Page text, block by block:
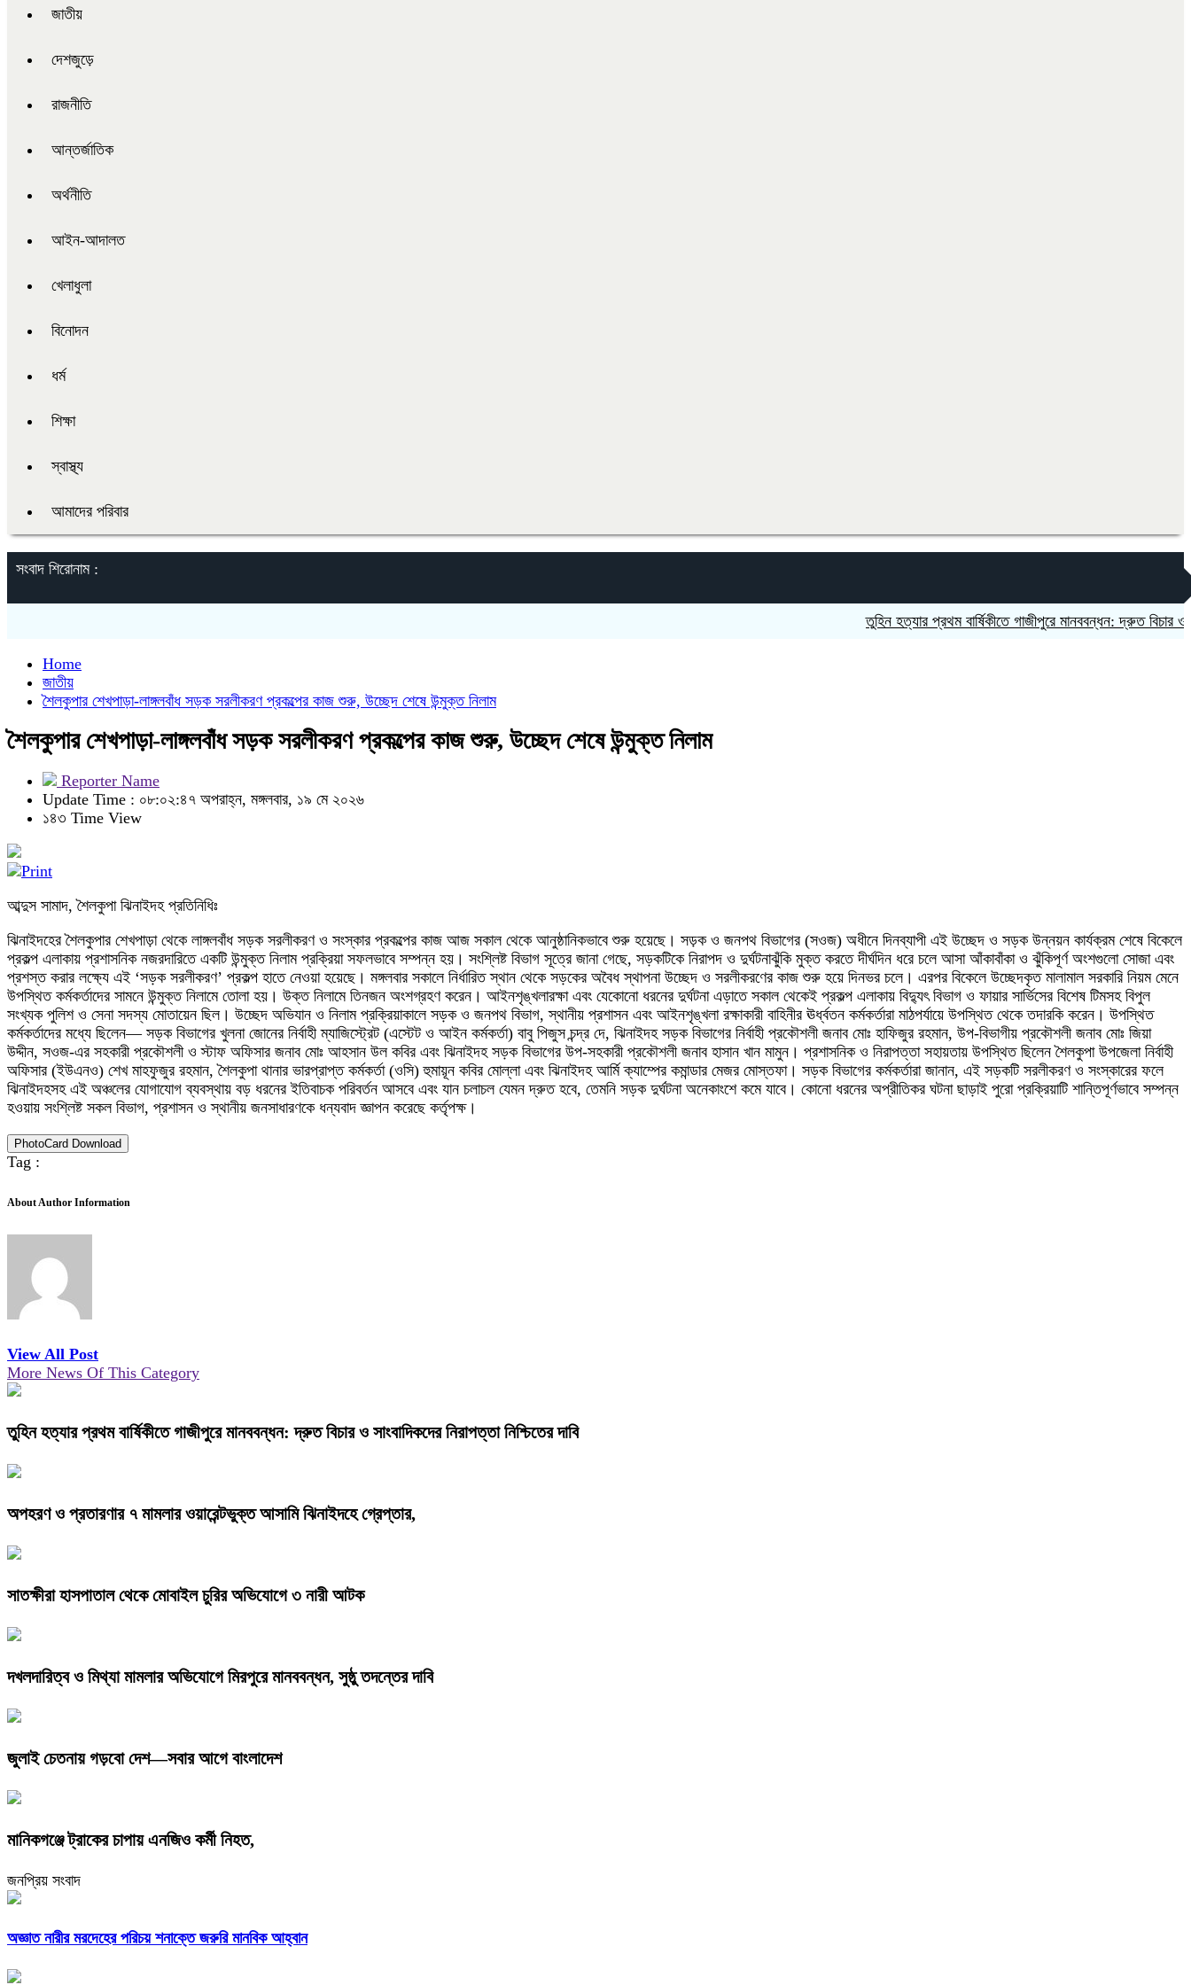
জাতীয়
দেশজুড়ে
রাজনীতি
আন্তর্জাতিক
অর্থনীতি
আইন-আদালত
খেলাধুলা
বিনোদন
ধর্ম
শিক্ষা
স্বাস্থ্য
আমাদের পরিবার
সংবাদ শিরোনাম :
তুহিন হত্যার প্রথম বার্ষিকীতে গাজীপুরে মানববন্ধন: দ্রুত বিচার ও
Home
জাতীয়
শৈলকুপার শেখপাড়া-লাঙ্গলবাঁধ সড়ক সরলীকরণ প্রকল্পের কাজ শুরু, উচ্ছেদ শেষে উন্মুক্ত নিলাম
শৈলকুপার শেখপাড়া-লাঙ্গলবাঁধ সড়ক সরলীকরণ প্রকল্পের কাজ শুরু, উচ্ছেদ শেষে উন্মুক্ত নিলাম
Reporter Name
Update Time : ০৮:০২:৪৭ অপরাহ্ন, মঙ্গলবার, ১৯ মে ২০২৬
১৪৩ Time View
আব্দুস সামাদ, শৈলকুপা ঝিনাইদহ প্রতিনিধিঃ
ঝিনাইদহের শৈলকুপার শেখপাড়া থেকে লাঙ্গলবাঁধ সড়ক সরলীকরণ ও সংস্কার প্রকল্পের কাজ আজ সকাল থেকে আনুষ্ঠানিকভাবে শুরু হয়েছে। সড়ক ও জনপথ বিভাগের (সওজ) অধীনে দিনব্যাপী এই উচ্ছেদ ও সড়ক উন্নয়ন কার্যক্রম শেষে বিকেলে
প্রকল্প এলাকায় প্রশাসনিক নজরদারিতে একটি উন্মুক্ত নিলাম প্রক্রিয়া সফলভাবে সম্পন্ন হয়। সংশ্লিষ্ট বিভাগ সূত্রে জানা গেছে, সড়কটিকে নিরাপদ ও দুর্ঘটনাঝুঁকি মুক্ত করতে দীর্ঘদিন ধরে চলে আসা আঁকাবাঁকা ও ঝুঁকিপূর্ণ অংশগুলো সোজা এবং
প্রশস্ত করার লক্ষ্যে এই ‘সড়ক সরলীকরণ’ প্রকল্প হাতে নেওয়া হয়েছে। মঙ্গলবার সকালে নির্ধারিত স্থান থেকে সড়কের অবৈধ স্থাপনা উচ্ছেদ ও সরলীকরণের কাজ শুরু হয়ে দিনভর চলে। এরপর বিকেলে উচ্ছেদকৃত মালামাল সরকারি নিয়ম মেনে
উপস্থিত কর্মকর্তাদের সামনে উন্মুক্ত নিলামে তোলা হয়। উক্ত নিলামে তিনজন অংশগ্রহণ করেন। আইনশৃঙ্খলারক্ষা এবং যেকোনো ধরনের দুর্ঘটনা এড়াতে সকাল থেকেই প্রকল্প এলাকায় বিদ্যুৎ বিভাগ ও ফায়ার সার্ভিসের বিশেষ টিমসহ বিপুল
সংখ্যক পুলিশ ও সেনা সদস্য মোতায়েন ছিল। উচ্ছেদ অভিযান ও নিলাম প্রক্রিয়াকালে সড়ক ও জনপথ বিভাগ, স্থানীয় প্রশাসন এবং আইনশৃঙ্খলা রক্ষাকারী বাহিনীর ঊর্ধ্বতন কর্মকর্তারা মাঠপর্যায়ে উপস্থিত থেকে তদারকি করেন। উপস্থিত
কর্মকর্তাদের মধ্যে ছিলেন— সড়ক বিভাগের খুলনা জোনের নির্বাহী ম্যাজিস্ট্রেট (এস্টেট ও আইন কর্মকর্তা) বাবু পিজুস চন্দ্র দে, ঝিনাইদহ সড়ক বিভাগের নির্বাহী প্রকৌশলী জনাব মোঃ হাফিজুর রহমান, উপ-বিভাগীয় প্রকৌশলী জনাব মোঃ জিয়া
উদ্দীন, সওজ-এর সহকারী প্রকৌশলী ও স্টাফ অফিসার জনাব মোঃ আহসান উল কবির এবং ঝিনাইদহ সড়ক বিভাগের উপ-সহকারী প্রকৌশলী জনাব হাসান খান মামুন। প্রশাসনিক ও নিরাপত্তা সহায়তায় উপস্থিত ছিলেন শৈলকুপা উপজেলা নির্বাহী
অফিসার (ইউএনও) শেখ মাহফুজুর রহমান, শৈলকুপা থানার ভারপ্রাপ্ত কর্মকর্তা (ওসি) হুমায়ূন কবির মোল্লা এবং ঝিনাইদহ আর্মি ক্যাম্পের কমান্ডার মেজর মোস্তফা। সড়ক বিভাগের কর্মকর্তারা জানান, এই সড়কটি সরলীকরণ ও সংস্কারের ফলে
ঝিনাইদহসহ এই অঞ্চলের যোগাযোগ ব্যবস্থায় বড় ধরনের ইতিবাচক পরিবর্তন আসবে এবং যান চলাচল যেমন দ্রুত হবে, তেমনি সড়ক দুর্ঘটনা অনেকাংশে কমে যাবে। কোনো ধরনের অপ্রীতিকর ঘটনা ছাড়াই পুরো প্রক্রিয়াটি শান্তিপূর্ণভাবে সম্পন্ন
হওয়ায় সংশ্লিষ্ট সকল বিভাগ, প্রশাসন ও স্থানীয় জনসাধারণকে ধন্যবাদ জ্ঞাপন করেছে কর্তৃপক্ষ।
PhotoCard Download
Tag :
About Author Information
View All Post
More News Of This Category
তুহিন হত্যার প্রথম বার্ষিকীতে গাজীপুরে মানববন্ধন: দ্রুত বিচার ও সাংবাদিকদের নিরাপত্তা নিশ্চিতের দাবি
অপহরণ ও প্রতারণার ৭ মামলার ওয়ারেন্টভুক্ত আসামি ঝিনাইদহে গ্রেপ্তার,
সাতক্ষীরা হাসপাতাল থেকে মোবাইল চুরির অভিযোগে ৩ নারী আটক
দখলদারিত্ব ও মিথ্যা মামলার অভিযোগে মিরপুরে মানববন্ধন, সুষ্ঠু তদন্তের দাবি
জুলাই চেতনায় গড়বো দেশ—সবার আগে বাংলাদেশ
মানিকগঞ্জে ট্রাকের চাপায় এনজিও কর্মী নিহত,
জনপ্রিয় সংবাদ
অজ্ঞাত নারীর মরদেহের পরিচয় শনাক্তে জরুরি মানবিক আহ্বান